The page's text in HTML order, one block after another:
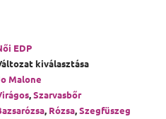
EDP
kiválasztása
Malone
,Szarvasbőr
, Rózsa,Szegfüszeg